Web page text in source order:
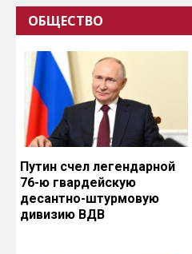
ОБЩЕСТВО
Путин счел легендарной
76-ю гвардейскую
десантно-штурмовую
дивизию ВДВ